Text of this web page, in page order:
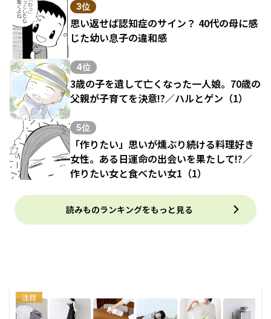
3位
思い返せば認知症のサイン？ 40代の母に感
じた幼い息子の違和感
4位
3歳の子を遺して亡くなった一人娘。70歳の
父親が子育てを決意!?／ハルとゲン（1）
5位
「作りたい」思いが燻ぶり続ける料理好き
女性。ある日運命の出会いを果たして!?／
作りたい女と食べたい女1（1）
読みものランキングをもっと見る
注目